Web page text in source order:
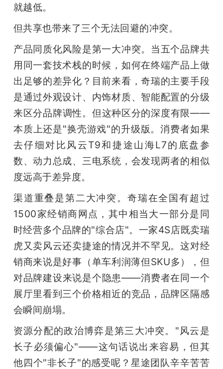
就越低。
但共享也带来了三个无法回避的冲突。
产品同质化风险是第一大冲突。当五个品牌共
用同一套技术栈的时候，如何在终端产品上做
出足够的差异化？目前来看，奇瑞的主要手段
是通过外观设计、内饰材质、智能配置的分级
来区分品牌调性。但这种区分的深度有限——
本质上还是"换壳游戏"的升级版。消费者如果
去仔细对比风云T9和捷途山海L7的底盘参
数、动力总成、三电系统，会发现两者的相似
度远高于差异度。
渠道重叠是第二大冲突。奇瑞在全国有超过
1500家经销商网点，其中相当大一部分是同
时经营多个品牌的"综合店"。一家4S店既卖瑞
虎又卖风云还卖捷途的情况并不罕见。这对经
销商来说是好事（单车利润薄但SKU多），但
对品牌建设来说是个隐患——消费者在同一个
展厅里看到三个价格相近的竞品，品牌区隔感
会瞬间崩塌。
资源分配的政治博弈是第三大冲突。"风云是
长子必须偏心"——这句话说出来容易，但其
他四个"非长子"的感受呢？星途团队辛辛苦苦